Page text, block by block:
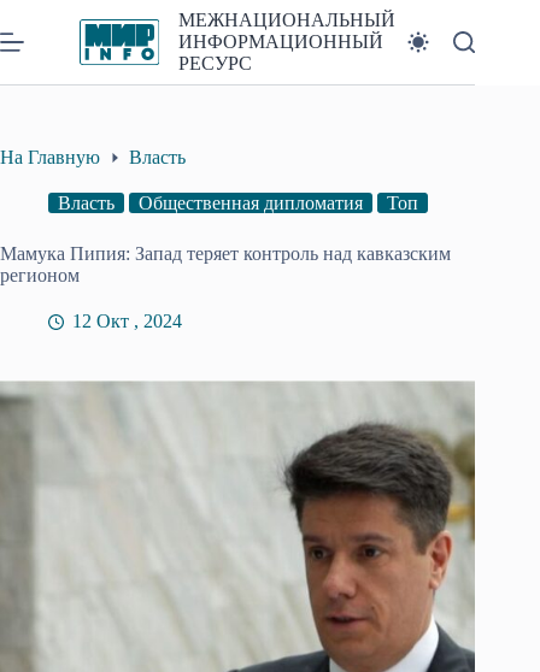
к
сути
МЕЖНАЦИОНАЛЬНЫЙ
ИНФОРМАЦИОННЫЙ
РЕСУРС
На Главную Власть
Власть Общественная дипломатия Топ
Мамука Пипия: Запад теряет контроль над кавказским
регионом
12 Окт , 2024